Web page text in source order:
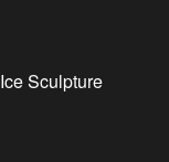
Ice Sculpture